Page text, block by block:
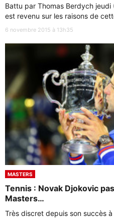
Battu par Thomas Berdych
est revenu sur les raisons de
6 novembre 2015 à 13h35
MASTERS
Tennis : Novak Djokovic
Masters…
Très discret depuis son succès à